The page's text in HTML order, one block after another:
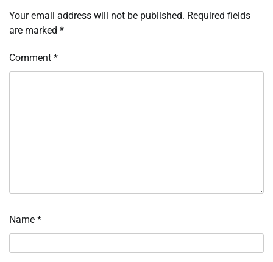
Your email address will not be published. Required fields
are marked *
Comment *
Name *